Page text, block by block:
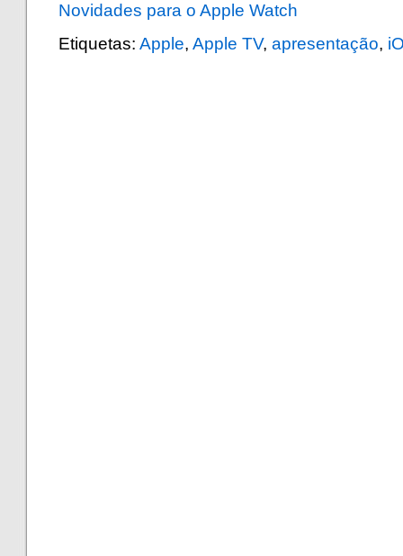
Novidades para o Apple Watch
Etiquetas: Apple, Apple TV, apresentação,